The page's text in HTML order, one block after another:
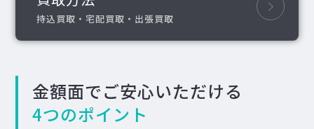
持込買取・宅配買取・出張買取
金額面でご安心いただける
4つのポイント